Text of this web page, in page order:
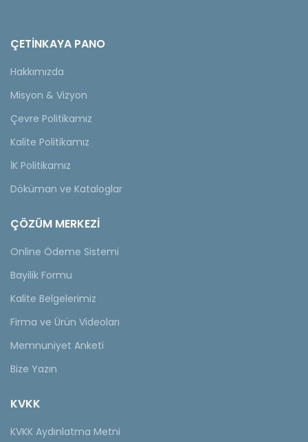
ÇETINKAYA PANO
Hakkımızda
Misyon & Vizyon
Çevre Politikamız
Kalite Politikamız
İK Politikamız
Döküman ve Kataloglar
ÇÖZÜM MERKEZİ
Online Ödeme Sistemi
Bayilik Formu
Kalite Belgelerimiz
Firma ve Ürün Videoları
Memnuniyet Anketi
Bize Yazın
KVKK
KVKK Aydınlatma Metni